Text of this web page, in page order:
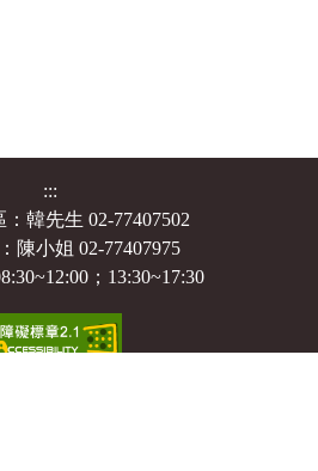
:::
韓先生 02-77407502
陳小姐 02-77407975
；13:30~17:30